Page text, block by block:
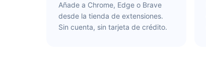
Añade a Chrome, Edge o Brave
desde la tienda de extensiones.
Sin cuenta, sin tarjeta de crédito.